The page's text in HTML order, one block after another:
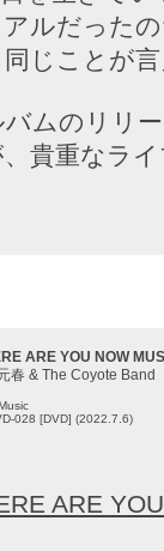
ルだった
じことが
ムのリリ
貴重なラ
ARE YOU NOW
春 & The Coyote Band
028 [DVD] (2022.7.6)
ARE